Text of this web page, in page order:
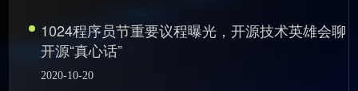
1024程序员节重要议程曝光，开源技术英雄会聊
开源“真心话”
2020-10-20